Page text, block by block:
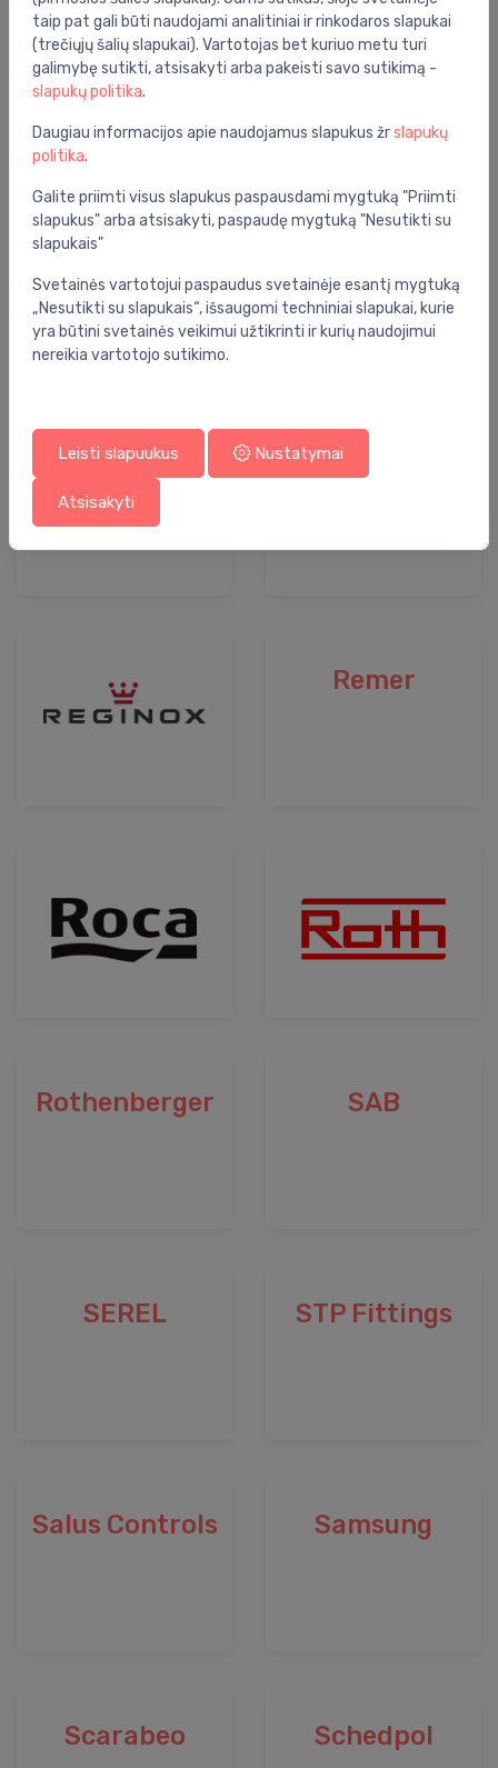
Ostendorf
Peštan
Reflex
Remer
Rothenberger SAB
SEREL STP Fittings
Salus Controls Samsung
Scarabeo Schedpol
taip pat gali būti naudojami analitiniai ir rinkodaros slapukai
(trečiųjų šalių slapukai). Vartotojas bet kuriuo metu turi
galimybę sutikti, atsisakyti arba pakeisti savo sutikimą -
slapukų politika.
Daugiau informacijos apie naudojamus slapukus žrslapukų
politika.
Galite priimti visus slapukus paspausdami mygtuką "Priimti
slapukus" arba atsisakyti, paspaudę mygtuką "Nesutikti su
slapukais"
Svetainės vartotojui paspaudus svetainėje esantį mygtuką
„Nesutikti su slapukais“, išsaugomi techniniai slapukai, kurie
yra būtini svetainės veikimui užtikrinti ir kurių naudojimui
nereikia vartotojo sutikimo.
Leisti slapuukus Nustatymai
Atsisakyti